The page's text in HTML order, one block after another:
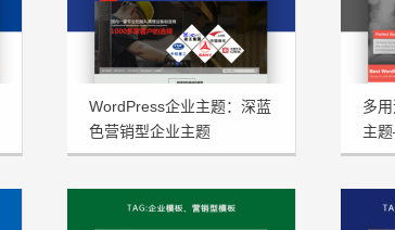
WordPress企业主题：深蓝
色营销型企业主题
NstTheme发布
多
主